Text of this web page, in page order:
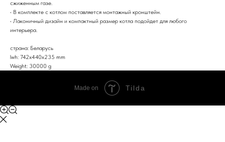
сжиженным газе.
• В комплекте с котлом поставляется монтажный кронштейн.
• Лаконичный дизайн и компактный размер котла подойдет для любого
интерьера.
страна: Беларусь
lwh: 742x440x235 mm
Weight: 30000 g
Made on Tilda